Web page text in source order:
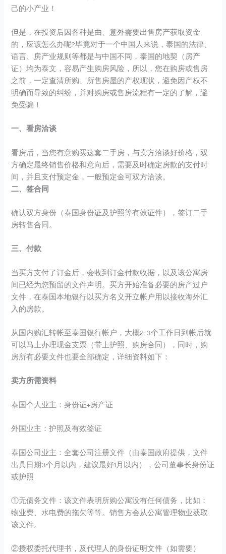
己的小产业！
但是，在投资后因各种是由、意外需要出售房产获取资金
的，应该怎么办呢?毕竟对于一个中国人来说，泰国的法律、
语言、房产业规则等都是与中国不同，泰国的地契（房产
证）均为泰文，容易产生购房风险，所以，您在购房或售房
之前，一定查清所购、所售房屋的产权现状，避免因产权不
明确而导致的纠纷，并对购房或售房流程有一定的了解，避
免受骗！
一、看房洽谈
看房后，当您有意购买这套二手房，与卖方洽谈好价格，双
方确定最终销售价格和意向后，需要及时确定房款的支付时
间，并且支付预定金，一般预定金可双方洽谈。
二、签合同
确认双方身份（泰国身份证及护照等有效证件），签订二手
房转售合同。
三、付款
当买方支付了订金后，会收到订金付款收据，以及该公寓房
间已经为您预留的文件声明。买方开始准备必要的房产过户
文件，在泰国本地银行以买方名义开立帐户用以接收海外汇
入的房款。
从国内购汇转帐至泰国银行帐户，大概2-3个工作日到帐后就
可以马上办理现金支票（带上护照、购房合同），同时，购
房所有必要文件也要全部确定，详细资料如下：
卖方所需资料
泰国个人业主：身份证+房产证
外国业主：护照及有效签证
泰国公司业主：全套公司注册文件（由泰国政府提供，文件
出具日期3个月以内，建议最好1月以内），公司董事长身份证
或护照
①无债务文件：该文件表明所购公寓没有任何债务，比如：
物业费、水电费的拖欠等等。销售方会从公寓管理物业获取
该文件。
②授权委托代理书，及代理人的身份证明文件（如需要）